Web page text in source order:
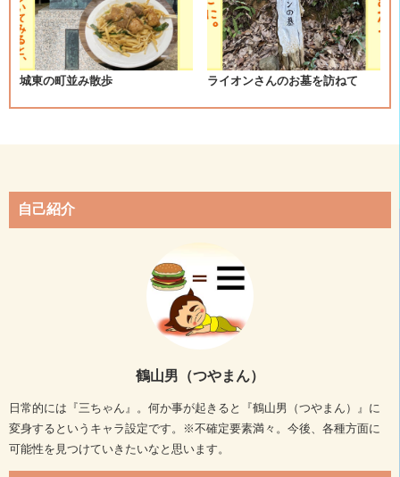
城東の町並み散歩 ライオンさんのお墓を訪ねて
自己紹介
鶴山男（つやまん）
日常的には『三ちゃん』。何か事が起きると『鶴山男（つやまん）』に
変身するというキャラ設定です。※不確定要素満々。今後、各種方面に
可能性を見つけていきたいなと思います。